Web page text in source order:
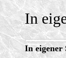
In
In eigener